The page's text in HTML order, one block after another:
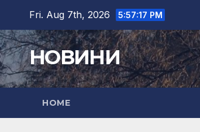
content
Fri. Aug 7th, 2026 5:57:18 PM
НОВИНИ
HOME